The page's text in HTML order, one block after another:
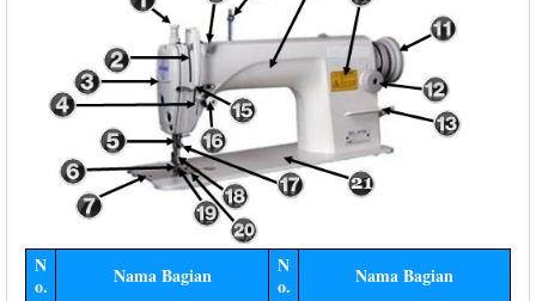
N
o.
Nama Bagian
N
o.
Nama Bagian